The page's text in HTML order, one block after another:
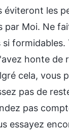
les
Moi. Ne
honte de
cela, vous
pas de
pas
essayez